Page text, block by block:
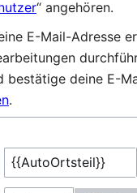
“ angehören.
E-Mail-Adresse
bestätige deine E-
.